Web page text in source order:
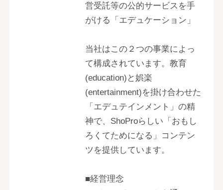
営受託等の公的サービスを手
がける「エデュケーション」
当社はこの２つの事業によっ
て構成されています。教育
(education)と娯楽
(entertainment)を掛け合わせた
「エデュテインメント」の精
神で、ShoProらしい「おもし
ろくてためになる」コンテン
ツを提供しています。
■経営理念